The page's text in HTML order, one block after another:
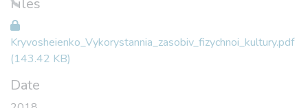
Authors
Кривошеєнко, Юлія
Abstract
Тези доповіді на XV Всеукраїнській науковій